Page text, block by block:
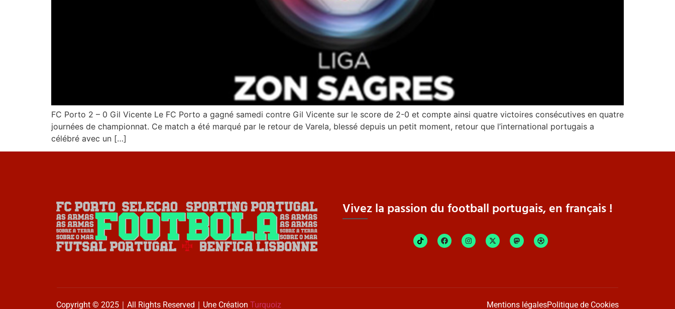
FC Porto 2 – 0 Gil Vicente Le FC Porto a gagné samedi contre Gil Vicente sur le score de 2-0 et compte ainsi quatre victoires consécutives en quatre
journées de championnat. Ce match a été marqué par le retour de Varela, blessé depuis un petit moment, retour que l’international portugais a
célébré avec un […]
Vivez la passion du football portugais, en français !
Copyright © 2025｜All Rights Reserved｜Une Création Turquoiz Mentions légalesPolitique de Cookies